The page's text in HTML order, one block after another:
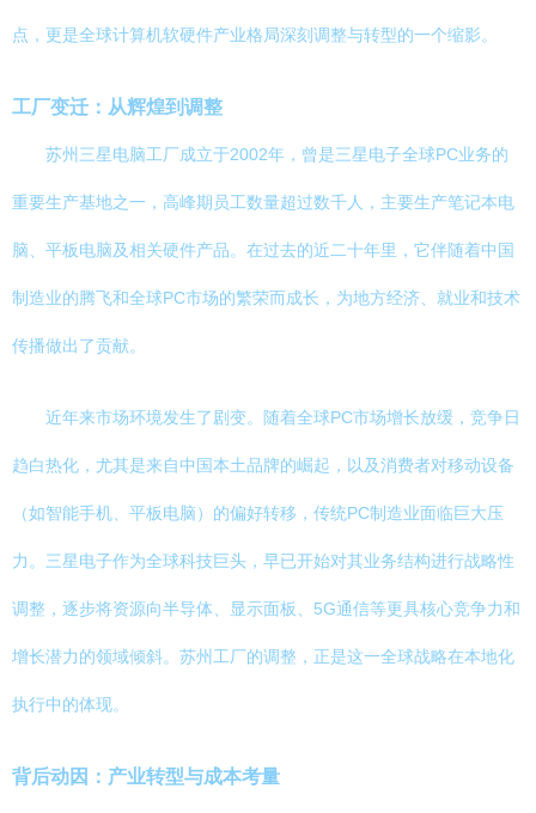
点，更是全球计算机软硬件产业格局深刻调整与转型的一个缩影。
工厂变迁：从辉煌到调整
苏州三星电脑工厂成立于2002年，曾是三星电子全球PC业务的
重要生产基地之一，高峰期员工数量超过数千人，主要生产笔记本电
脑、平板电脑及相关硬件产品。在过去的近二十年里，它伴随着中国
制造业的腾飞和全球PC市场的繁荣而成长，为地方经济、就业和技术
传播做出了贡献。
近年来市场环境发生了剧变。随着全球PC市场增长放缓，竞争日
趋白热化，尤其是来自中国本土品牌的崛起，以及消费者对移动设备
（如智能手机、平板电脑）的偏好转移，传统PC制造业面临巨大压
力。三星电子作为全球科技巨头，早已开始对其业务结构进行战略性
调整，逐步将资源向半导体、显示面板、5G通信等更具核心竞争力和
增长潜力的领域倾斜。苏州工厂的调整，正是这一全球战略在本地化
执行中的体现。
背后动因：产业转型与成本考量